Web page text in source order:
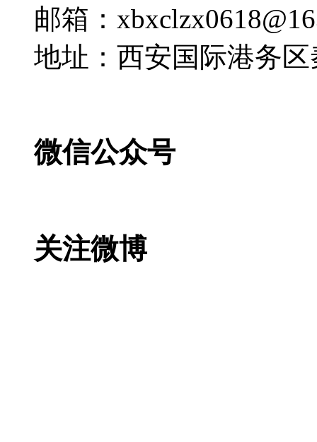
邮箱：
地址：西安国际港务
微信公众号
关注微博